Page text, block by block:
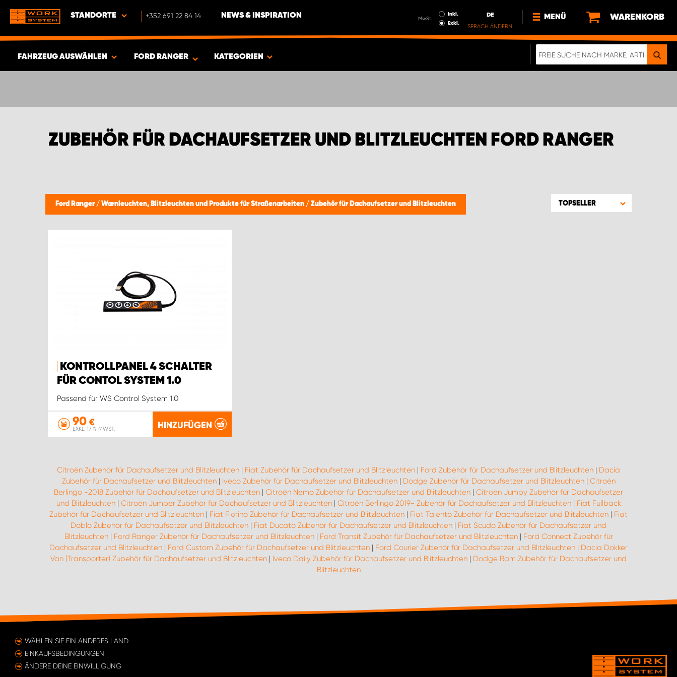
STANDORTE +352 691 22 84 14 NEWS & INSPIRATION MwSt.
Inkl.
Exkl.
DE
SPRACH ÄNDERN
MENÜ
NEWS
WARENKORB
FAHRZEUG AUSWÄHLEN
ARTIKEL
FORD RANGER KATEGORIEN
ZUBEHÖR FÜR DACHAUFSETZER UND BLITZLEUCHTEN FORD RANGER
Ford Ranger / Warnleuchten, Blitzleuchten und Produkte für Straßenarbeiten / Zubehör für Dachaufsetzer und Blitzleuchten TOPSELLER
KONTROLLPANEL 4 SCHALTER
FÜR CONTOL SYSTEM 1.0
Passend für WS Control System 1.0
90 €
EXKL. 17 % MWST. HINZUFÜGEN
Citroën Zubehör für Dachaufsetzer und Blitzleuchten | Fiat Zubehör für Dachaufsetzer und Blitzleuchten | Ford Zubehör für Dachaufsetzer und Blitzleuchten | Dacia
Zubehör für Dachaufsetzer und Blitzleuchten| Iveco Zubehör für Dachaufsetzer und Blitzleuchten| Dodge Zubehör für Dachaufsetzer und Blitzleuchten| Citroën
Berlingo -2018 Zubehör für Dachaufsetzer und Blitzleuchten | Citroën Nemo Zubehör für Dachaufsetzer und Blitzleuchten | Citroën Jumpy Zubehör für Dachaufsetzer
und Blitzleuchten| Citroën Jumper Zubehör für Dachaufsetzer und Blitzleuchten| Citroën Berlingo 2019- Zubehör für Dachaufsetzer und Blitzleuchten| Fiat Fullback
Zubehör für Dachaufsetzer und Blitzleuchten | Fiat Fiorino Zubehör für Dachaufsetzer und Blitzleuchten | Fiat Talento Zubehör für Dachaufsetzer und Blitzleuchten | Fiat
Doblo Zubehör für Dachaufsetzer und Blitzleuchten | Fiat Ducato Zubehör für Dachaufsetzer und Blitzleuchten | Fiat Scudo Zubehör für Dachaufsetzer und
Blitzleuchten| Ford Ranger Zubehör für Dachaufsetzer und Blitzleuchten| Ford Transit Zubehör für Dachaufsetzer und Blitzleuchten| Ford Connect Zubehör für
Dachaufsetzer und Blitzleuchten | Ford Custom Zubehör für Dachaufsetzer und Blitzleuchten | Ford Courier Zubehör für Dachaufsetzer und Blitzleuchten | Dacia Dokker
Van (Transporter) Zubehör für Dachaufsetzer und Blitzleuchten | Iveco Daily Zubehör für Dachaufsetzer und Blitzleuchten | Dodge Ram Zubehör für Dachaufsetzer und
Blitzleuchten
WÄHLEN SIE EIN ANDERES LAND
EINKAUFSBEDINGUNGEN
ÄNDERE DEINE EINWILLIGUNG